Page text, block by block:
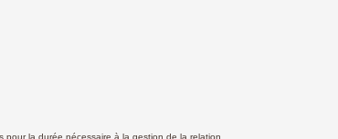
pour la durée nécessaire à la gestion de la relation